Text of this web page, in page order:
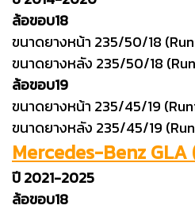
ล้อขอบ18
ขนาดยางหน้า 235/50/18
ขนาดยางหลัง 235/50/18
ล้อขอบ19
ขนาดยางหน้า 235/45/19
ขนาดยางหลัง 235/45/19
Mercedes-Benz GLA
ปี 2021-2025
ล้อขอบ18